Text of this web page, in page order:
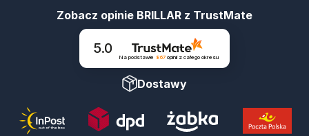
Zobacz opinie BRILLAR z TrustMate
5.0
Na podstawie 867 opinii z całego okresu
Dostawy